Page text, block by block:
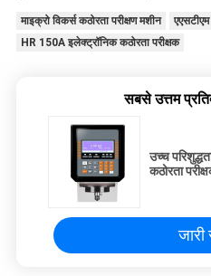
माइक्रो विकर्स कठोरता परीक्षण मशीन
HR 150A इलेक्ट्रॉनिक कठोरता परीक्षक
सबसे उत्तम
उच्च
कठोरता